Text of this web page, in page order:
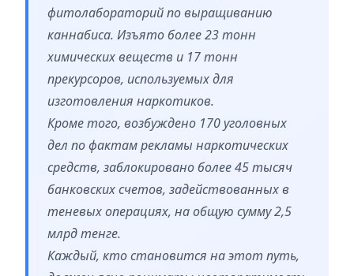
фитолабораторий по выращиванию
каннабиса. Изъято более 23 тонн
химических веществ и 17 тонн
прекурсоров, используемых для
изготовления наркотиков.
Кроме того, возбуждено 170 уголовных
дел по фактам рекламы наркотических
средств, заблокировано более 45 тысяч
банковских счетов, задействованных в
теневых операциях, на общую сумму 2,5
млрд тенге.
Каждый, кто становится на этот путь,